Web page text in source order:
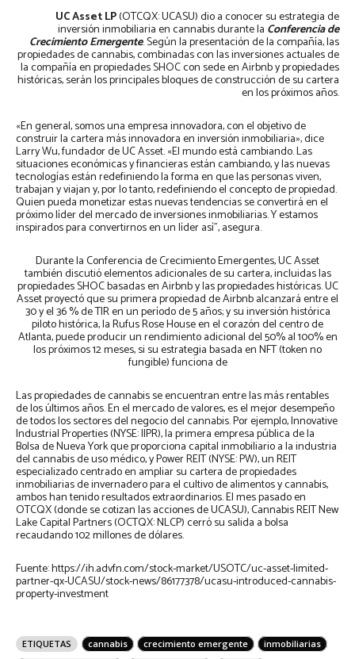
UC Asset LP(OTCQX: UCASU) dio a conocer su estrategia de
inversión inmobiliaria en cannabis durante la Conferencia de
Crecimiento Emergente. Según la presentación de la compañía, las
propiedades de cannabis, combinadas con las inversiones actuales de
la compañía en propiedades SHOC con sede en Airbnb y propiedades
históricas, serán los principales bloques de construcción de su cartera
en los próximos años.
«En general, somos una empresa innovadora, con el objetivo de
construir la cartera más innovadora en inversión inmobiliaria», dice
Larry Wu, fundador de UC Asset. «El mundo está cambiando. Las
situaciones económicas y financieras están cambiando, y las nuevas
tecnologías están redefiniendo la forma en que las personas viven,
trabajan y viajan y, por lo tanto, redefiniendo el concepto de propiedad.
Quien pueda monetizar estas nuevas tendencias se convertirá en el
próximo líder del mercado de inversiones inmobiliarias. Y estamos
inspirados para convertirnos en un líder así”, asegura.
Durante la Conferencia de Crecimiento Emergentes, UC Asset
también discutió elementos adicionales de su cartera, incluidas las
propiedades SHOC basadas en Airbnb y las propiedades históricas. UC
Asset proyectó que su primera propiedad de Airbnb alcanzará entre el
30 y el 36 % de TIR en un período de 5 años; y su inversión histórica
piloto histórica, la Rufus Rose House en el corazón del centro de
Atlanta, puede producir un rendimiento adicional del 50% al 100% en
los próximos 12 meses, si su estrategia basada en NFT (token no
fungible) funciona de
Las propiedades de cannabis se encuentran entre las más rentables
de los últimos años. En el mercado de valores, es el mejor desempeño
de todos los sectores del negocio del cannabis. Por ejemplo, Innovative
Industrial Properties (NYSE: IIPR), la primera empresa pública de la
Bolsa de Nueva York que proporciona capital inmobiliario a la industria
del cannabis de uso médico, y Power REIT (NYSE: PW), un REIT
especializado centrado en ampliar su cartera de propiedades
inmobiliarias de invernadero para el cultivo de alimentos y cannabis,
ambos han tenido resultados extraordinarios. El mes pasado en
OTCQX (donde se cotizan las acciones de UCASU), Cannabis REIT New
Lake Capital Partners (OCTQX: NLCP) cerró su salida a bolsa
recaudando 102 millones de dólares.
Fuente: https://ih.advfn.com/stock-market/USOTC/uc-asset-limited-
partner-qx-UCASU/stock-news/86177378/ucasu-introduced-cannabis-
property-investment
ETIQUETAS cannabis crecimiento emergente
inmobiliarias